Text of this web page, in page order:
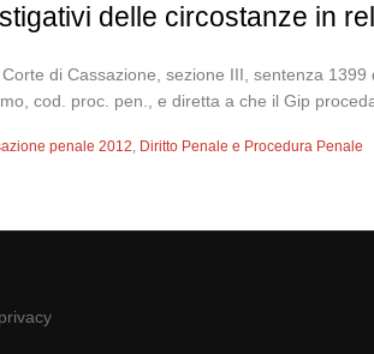
delle circostanze in
di Cassazione, sezione III, sentenza
cod. proc. pen., e diretta a che il Gip
penale 2012, Diritto Penale e Procedura Penale